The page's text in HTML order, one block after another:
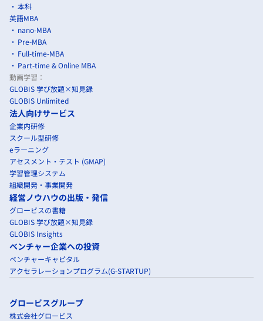
本科
英語MBA
nano-MBA
Pre-MBA
Full-time-MBA
Part-time & Online MBA
動画学習：
GLOBIS 学び放題×知見録
GLOBIS Unlimited
法人向けサービス
企業内研修
スクール型研修
eラーニング
アセスメント・テスト (GMAP)
学習管理システム
組織開発・事業開発
経営ノウハウの出版・発信
グロービスの書籍
GLOBIS 学び放題×知見録
GLOBIS Insights
ベンチャー企業への投資
ベンチャーキャピタル
アクセラレーションプログラム(G-STARTUP)
グロービスグループ
株式会社グロービス